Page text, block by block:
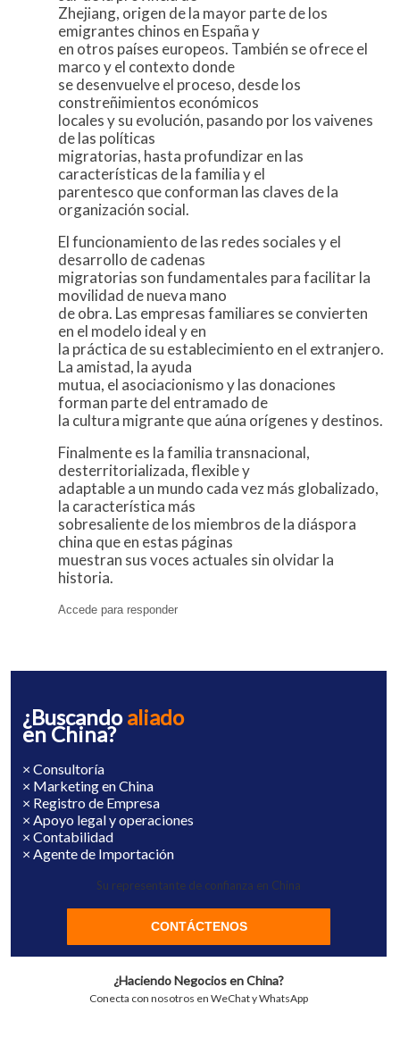
Zhejiang, origen de la mayor parte de los
emigrantes chinos en España y
en otros países europeos. También se ofrece el
marco y el contexto donde
se desenvuelve el proceso, desde los
constreñimientos económicos
locales y su evolución, pasando por los vaivenes
de las políticas
migratorias, hasta profundizar en las
características de la familia y el
parentesco que conforman las claves de la
organización social.
El funcionamiento de las redes sociales y el
desarrollo de cadenas
migratorias son fundamentales para facilitar la
movilidad de nueva mano
de obra. Las empresas familiares se convierten
en el modelo ideal y en
la práctica de su establecimiento en el extranjero.
La amistad, la ayuda
mutua, el asociacionismo y las donaciones
forman parte del entramado de
la cultura migrante que aúna orígenes y destinos.
Finalmente es la familia transnacional,
desterritorializada, flexible y
adaptable a un mundo cada vez más globalizado,
la característica más
sobresaliente de los miembros de la diáspora
china que en estas páginas
muestran sus voces actuales sin olvidar la
historia.
Accede para responder
¿Buscandoaliado
en China?
× Consultoría
× Marketing en China
× Registro de Empresa
× Apoyo legal y operaciones
× Contabilidad
× Agente de Importación
Su representante de confianza en China
CONTÁCTENOS
¿Haciendo Negocios en China?
Conecta con nosotros en WeChat y WhatsApp